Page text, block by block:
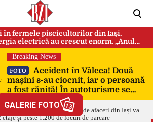
în fermele piscicultorilor din Iași.
electrică au crescut enorm. „Anul
cauza temperaturilor foarte mari”
Breaking News
FOTO
Accident în Vâlcea! Două
mașini s-au ciocnit, iar o persoană
a fost rănită! În autoturisme se
aflau și doi copii!
GALERIE FOTO 13